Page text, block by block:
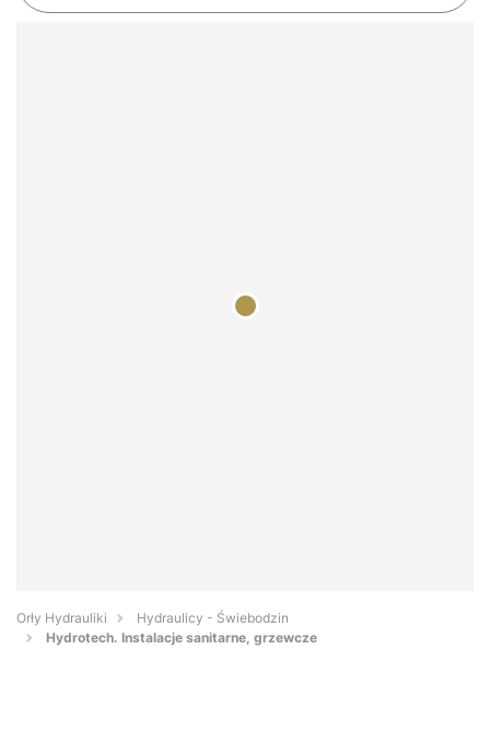
Orły Hydrauliki
Hydraulicy - Świebodzin
Hydrotech. Instalacje sanitarne, grzewcze